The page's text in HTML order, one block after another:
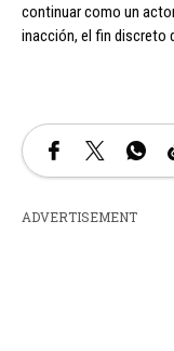
continuar como un
inacción, el fin discreto
ADVERTISEMENT